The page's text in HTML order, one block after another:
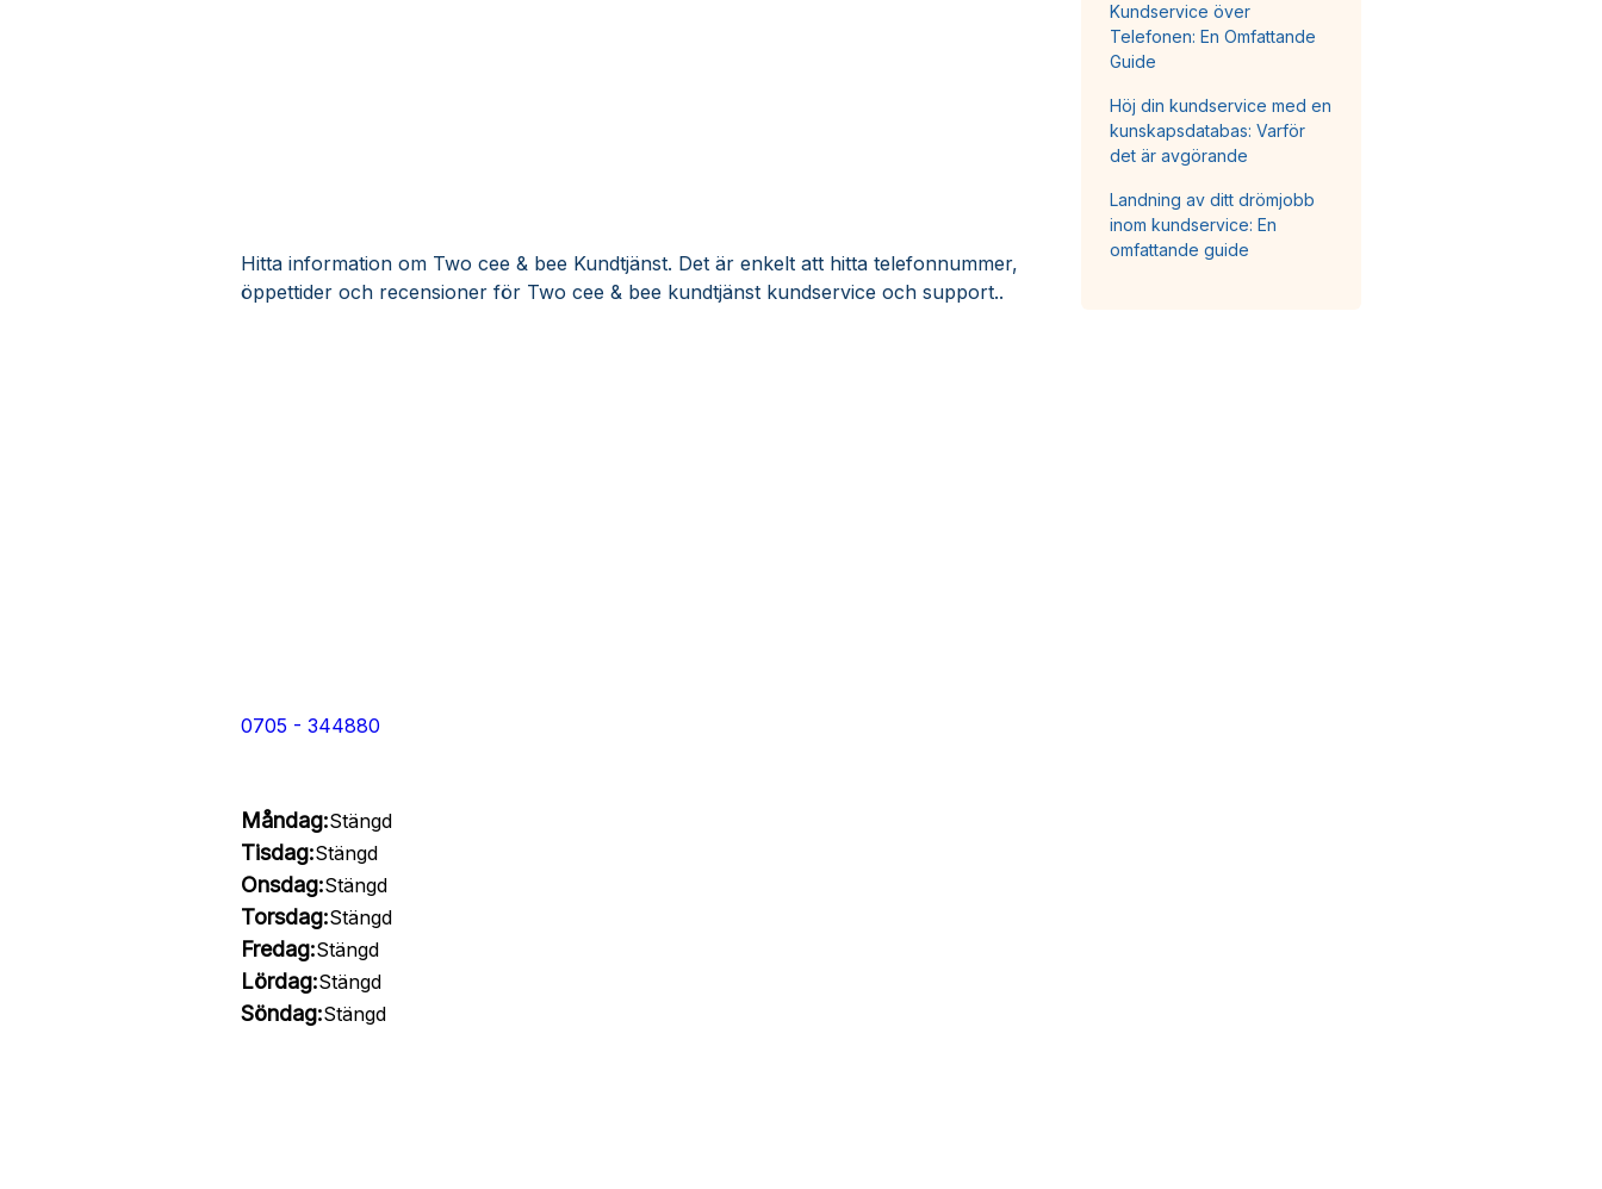
Hitta information om Two cee & bee Kundtjänst. Det är enkelt att hitta telefonnummer,
öppettider och recensioner för Two cee & bee kundtjänst kundservice och support..
0705 - 344880
Måndag:Stängd
Tisdag:Stängd
Onsdag:Stängd
Torsdag:Stängd
Fredag:Stängd
Lördag:Stängd
Söndag:Stängd
Kundservice över
Telefonen: En Omfattande
Guide
Höj din kundservice med en
kunskapsdatabas: Varför
det är avgörande
Landning av ditt drömjobb
inom kundservice: En
omfattande guide